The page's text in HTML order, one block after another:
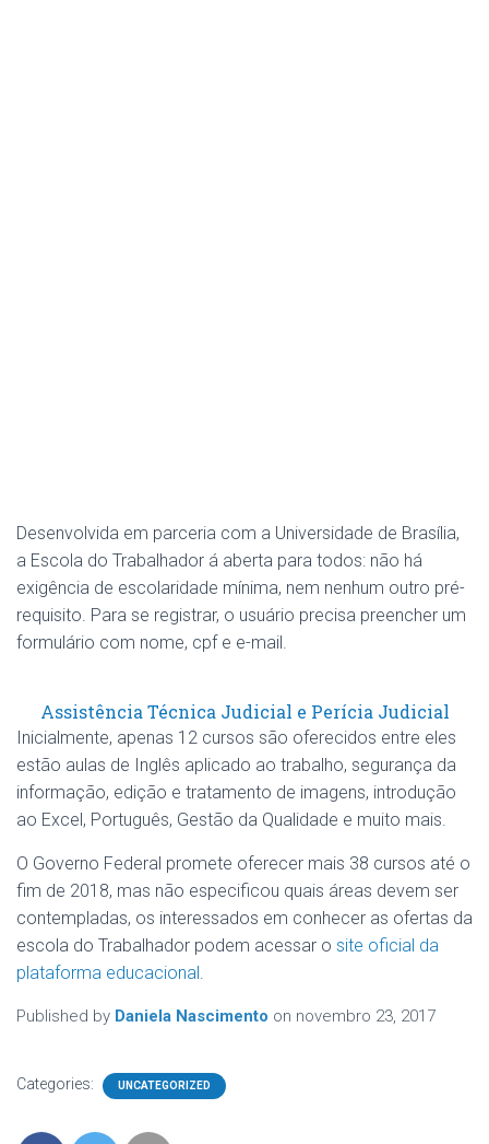
Desenvolvida em parceria com a Universidade de Brasília,
a Escola do Trabalhador á aberta para todos: não há
exigência de escolaridade mínima, nem nenhum outro pré-
requisito. Para se registrar, o usuário precisa preencher um
formulário com nome, cpf e e-mail.
Assistência Técnica Judicial e Perícia Judicial
Inicialmente, apenas 12 cursos são oferecidos entre eles
estão aulas de Inglês aplicado ao trabalho, segurança da
informação, edição e tratamento de imagens, introdução
ao Excel, Português, Gestão da Qualidade e muito mais.
O Governo Federal promete oferecer mais 38 cursos até o
fim de 2018, mas não especificou quais áreas devem ser
contempladas, os interessados em conhecer as ofertas da
escola do Trabalhador podem acessar o site oficial da
plataforma educacional
Published by Daniela Nascimento on novembro 23, 2017
Categories: UNCATEGORIZED